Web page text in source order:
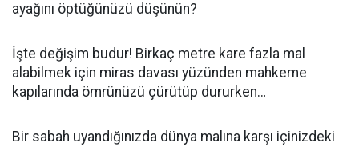
ayağını öptüğünüzü düşünün?
İşte değişim budur! Birkaç metre kare fazla mal
alabilmek için miras davası yüzünden mahkeme
kapılarında ömrünüzü çürütüp dururken…
Bir sabah uyandığınızda dünya malına karşı içinizdeki